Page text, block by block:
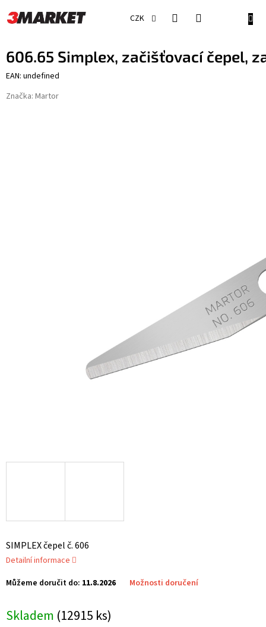
na
obsah
CZK
606.65 Simplex, začišťovací čepel,
EAN: undefined
Značka: Martor
Skladem (12915 ks)
Můžeme doručit do: 11.8.2026 Možnosti doručení
SIMPLEX čepel č. 606
Detailní informace